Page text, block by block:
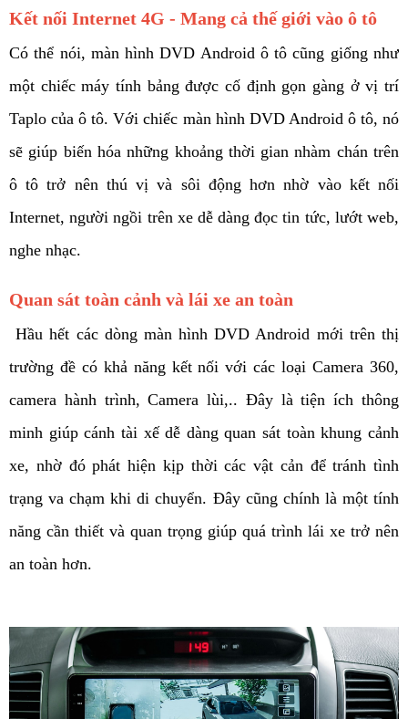
Kết nối Internet 4G - Mang cả thế giới vào ô tô
Có thể nói, màn hình DVD Android ô tô cũng giống như
một chiếc máy tính bảng được cố định gọn gàng ở vị trí
Taplo của ô tô. Với chiếc màn hình DVD Android ô tô, nó
sẽ giúp biến hóa những khoảng thời gian nhàm chán trên
ô tô trở nên thú vị và sôi động hơn nhờ vào kết nối
Internet, người ngồi trên xe dễ dàng đọc tin tức, lướt web,
nghe nhạc.
Quan sát toàn cảnh và lái xe an toàn
Hầu hết các dòng màn hình DVD Android mới trên thị
trường đề có khả năng kết nối với các loại Camera 360,
camera hành trình, Camera lùi,.. Đây là tiện ích thông
minh giúp cánh tài xế dễ dàng quan sát toàn khung cảnh
xe, nhờ đó phát hiện kịp thời các vật cản để tránh tình
trạng va chạm khi di chuyển. Đây cũng chính là một tính
năng cần thiết và quan trọng giúp quá trình lái xe trở nên
an toàn hơn.